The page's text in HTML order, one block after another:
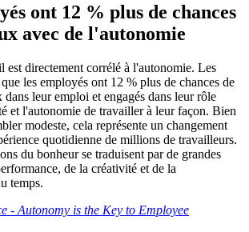
ont 12 % plus de chances
avec de l'autonomie
est directement corrélé à l'autonomie. Les
les employés ont 12 % plus de chances de
dans leur emploi et engagés dans leur rôle
et l'autonomie de travailler à leur façon. Bien
modeste, cela représente un changement
quotidienne de millions de travailleurs.
du bonheur se traduisent par de grandes
de la créativité et de la
temps.
- Autonomy is the Key to Employee